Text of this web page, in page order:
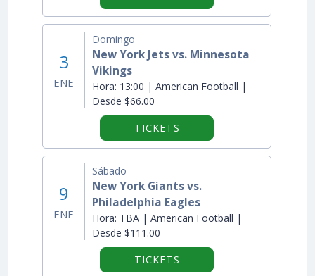
3
ENE
Domingo
New York Jets vs. Minnesota
Vikings
Hora: 13:00 | American Football |
Desde $66.00
TICKETS
9
ENE
Sábado
New York Giants vs.
Philadelphia Eagles
Hora: TBA | American Football |
Desde $111.00
TICKETS